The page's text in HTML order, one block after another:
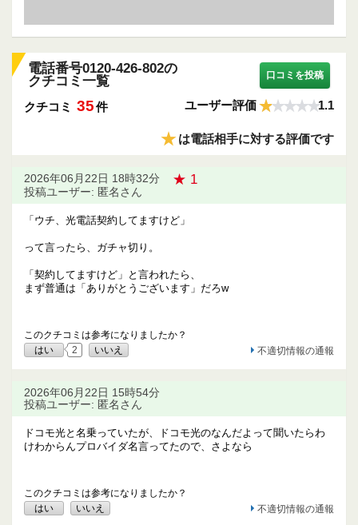
電話番号0120-426-802の
クチコミ一覧
口コミを投稿
クチコミ 35件 ユーザー評価 1.1
★は電話相手に対する評価です
2026年06月22日 18時32分 ★ 1
投稿ユーザー: 匿名さん
「ウチ、光電話契約してますけど」
って言ったら、ガチャ切り。
「契約してますけど」と言われたら、
まず普通は「ありがとうございます」だろw
このクチコミは参考になりましたか？
はい
2 いいえ 不適切情報の通報
2026年06月22日 15時54分
投稿ユーザー: 匿名さん
ドコモ光と名乗っていたが、ドコモ光のなんだよって聞いたらわ
けわからんプロバイダ名言ってたので、さよなら
このクチコミは参考になりましたか？
はい
いいえ 不適切情報の通報